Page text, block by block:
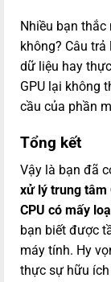
Nhiều bạn thắc
không? Câu
dữ liệu hay
GPU lại không
cầu của phần
Tổng kết
Vậy là bạn đã
xử lý trung tâm
CPU có mấy
bạn biết được
máy tính. Hy
thực sự hữu